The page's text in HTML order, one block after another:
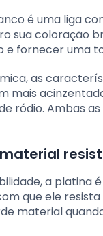
é uma liga
sua coloração
e fornecer uma
as
mais
ródio. Ambas
a platina
que ele
material